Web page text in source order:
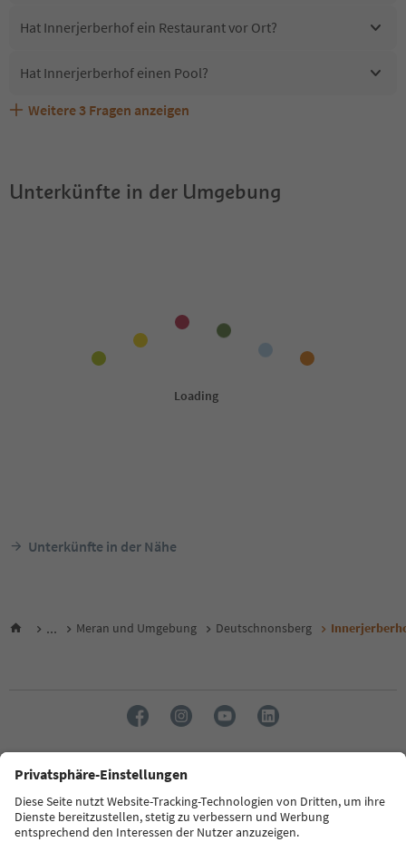
Hat Innerjerberhof ein Restaurant vor Ort?
Hat Innerjerberhof einen Pool?
Sind Haustiere in der Unterkunft Innerjerberhof erlaubt?
Welche Services bietet Innerjerberhof?
Erhalten die Gäste von Innerjerberhof einen Südtirol
Weitere 3 Fragen anzeigen
Unterkünfte in der Umgebung
Unterkünfte in der Nähe
... Meran und Umgebung Deutschnonsberg
Sprache: Deutsch
FAQ Kontakt Presse MICE Datenschutzerklärung